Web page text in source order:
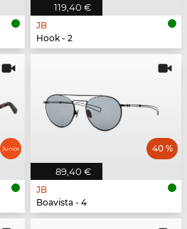
119,40 €
JB
Hook - 2
89,40 €
40 %
JB
Boavista - 4